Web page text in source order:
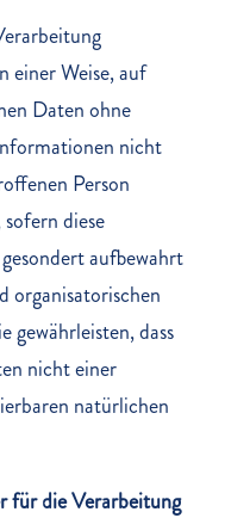
einer Weise, auf
Daten ohne
nicht
Person
diese
aufbewahrt
organisatorischen
gewährleisten, dass
nicht einer
natürlichen
die Verarbeitung